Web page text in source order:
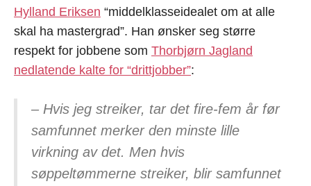
Hylland Eriksen “middelklasseidealet om at alle
skal ha mastergrad”. Han ønsker seg større
respekt for jobbene som Thorbjørn Jagland
nedlatende kalte for “drittjobber”:
– Hvis jeg streiker, tar det fire-fem år før
samfunnet merker den minste lille
virkning av det. Men hvis
søppeltømmerne streiker, blir samfunnet